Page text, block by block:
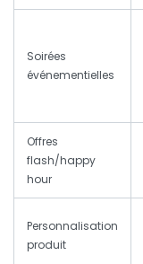
Soirées
événementielles
Offres
flash/happy
hour
Personnalisation
produit